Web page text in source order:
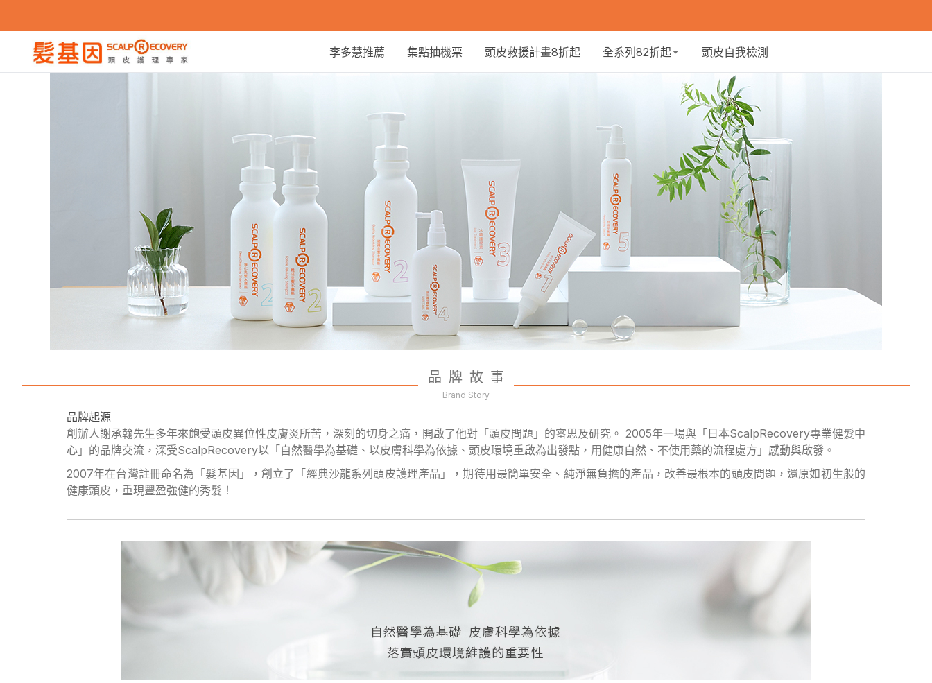
李多慧推薦 集點抽機票 頭皮救援計畫8折起 全系列82折起 頭皮自我檢測
品牌故事
Brand Story
品牌起源
創辦人謝承翰先生多年來飽受頭皮異位性皮膚炎所苦，深刻的切身之痛，開啟了他對「頭皮問題」的審思及研究。 2005年一場與「日本ScalpRecovery專業健髮中
心」的品牌交流，深受ScalpRecovery以「自然醫學為基礎、以皮膚科學為依據、頭皮環境重啟為出發點，用健康自然、不使用藥的流程處方」感動與啟發。
2007年在台灣註冊命名為「髮基因」，創立了「經典沙龍系列頭皮護理產品」，期待用最簡單安全、純淨無負擔的產品，改善最根本的頭皮問題，還原如初生般的
健康頭皮，重現豐盈強健的秀髮！